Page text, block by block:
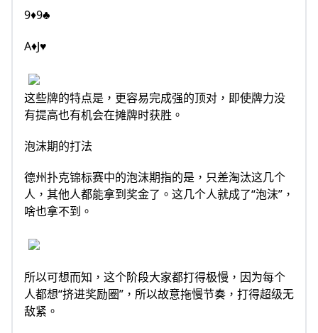
9♦9♣
A♦J♥
这些牌的特点是，更容易完成强的顶对，即使牌力没
有提高也有机会在摊牌时获胜。
泡沫期的打法
德州扑克锦标赛中的泡沫期指的是，只差淘汰这几个
人，其他人都能拿到奖金了。这几个人就成了“泡沫”，
啥也拿不到。
所以可想而知，这个阶段大家都打得极慢，因为每个
人都想“挤进奖励圈”，所以故意拖慢节奏，打得超级无
敌紧。